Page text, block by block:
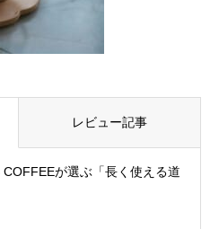
レビュー記事
COFFEEが選ぶ「長く使える道